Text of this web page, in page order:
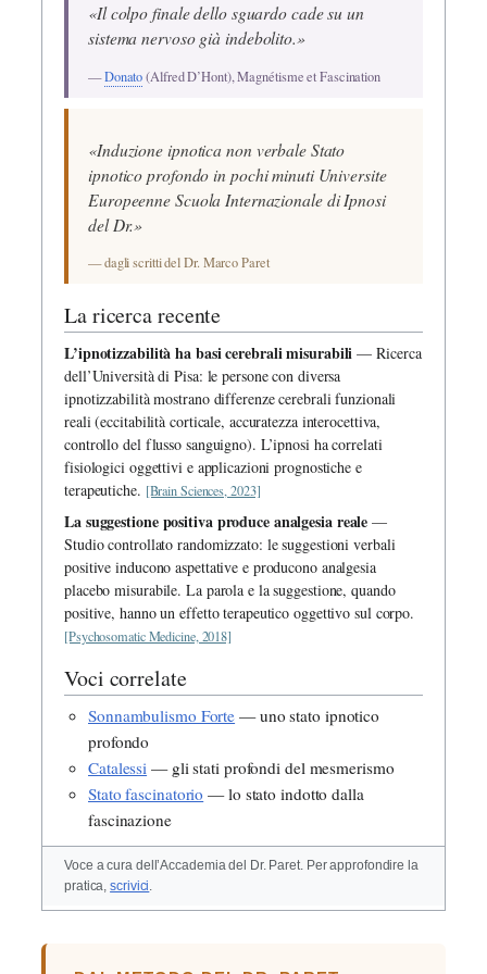
«Il colpo finale dello sguardo cade su un
sistema nervoso già indebolito.»
—Donato(Alfred D’Hont), Magnétisme et Fascination
«Induzione ipnotica non verbale Stato
ipnotico profondo in pochi minuti Universite
Europeenne Scuola Internazionale di Ipnosi
del Dr.»
— dagli scritti del Dr. Marco Paret
La ricerca recente
L’ipnotizzabilità ha basi cerebrali misurabili — Ricerca
dell’Università di Pisa: le persone con diversa
ipnotizzabilità mostrano differenze cerebrali funzionali
reali (eccitabilità corticale, accuratezza interocettiva,
controllo del flusso sanguigno). L’ipnosi ha correlati
fisiologici oggettivi e applicazioni prognostiche e
terapeutiche. [Brain Sciences, 2023]
La suggestione positiva produce analgesia reale —
Studio controllato randomizzato: le suggestioni verbali
positive inducono aspettative e producono analgesia
placebo misurabile. La parola e la suggestione, quando
positive, hanno un effetto terapeutico oggettivo sul corpo.
[Psychosomatic Medicine, 2018]
Voci correlate
Sonnambulismo Forte — uno stato ipnotico
profondo
Catalessi — gli stati profondi del mesmerismo
Stato fascinatorio — lo stato indotto dalla
fascinazione
Voce a cura dell’Accademia del Dr. Paret. Per approfondire la
pratica,scrivici.